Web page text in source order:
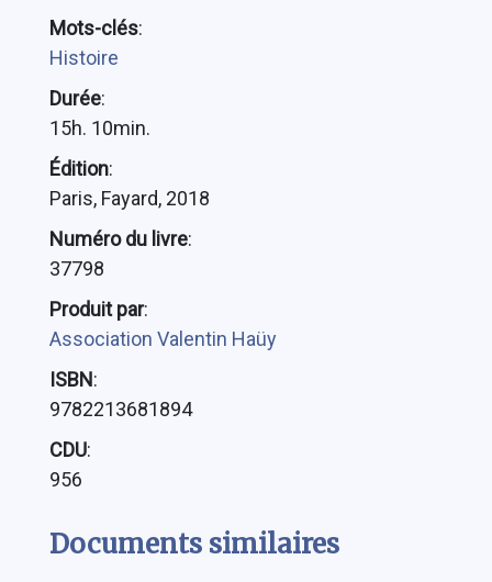
Mots-clés:
Histoire
Durée:
15h. 10min.
Édition:
Paris, Fayard, 2018
Numéro du livre:
37798
Produit par:
Association Valentin Haüy
ISBN:
9782213681894
CDU:
956
Documents similaires